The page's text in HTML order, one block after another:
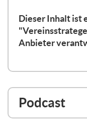
Dieser Inhalt ist
Anbieter
Podcast